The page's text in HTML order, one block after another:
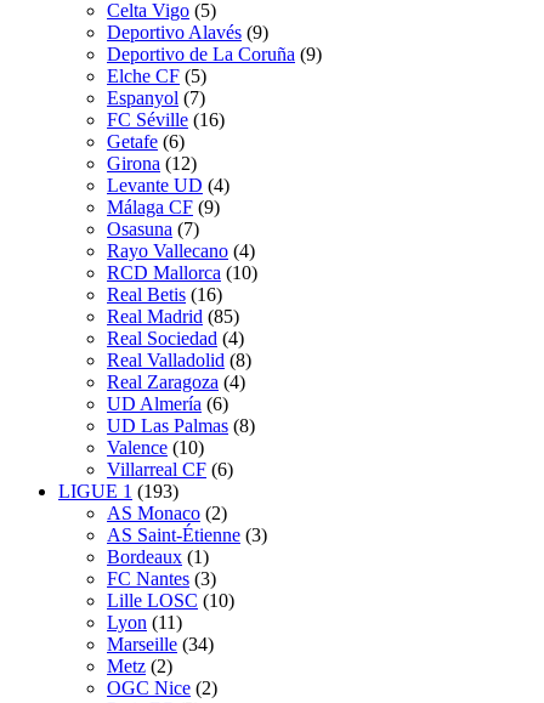
Celta Vigo (5)
Deportivo Alavés (9)
Deportivo de La Coruña (9)
Elche CF (5)
Espanyol (7)
FC Séville (16)
Getafe (6)
Girona (12)
Levante UD (4)
Málaga CF (9)
Osasuna (7)
Rayo Vallecano (4)
RCD Mallorca (10)
Real Betis (16)
Real Madrid (85)
Real Sociedad (4)
Real Valladolid (8)
Real Zaragoza (4)
UD Almería (6)
UD Las Palmas (8)
Valence (10)
Villarreal CF (6)
LIGUE 1 (193)
AS Monaco (2)
AS Saint-Étienne (3)
Bordeaux (1)
FC Nantes (3)
Lille LOSC (10)
Lyon (11)
Marseille (34)
Metz (2)
OGC Nice (2)